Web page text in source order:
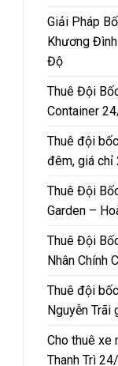
Giải Pháp
Khương
Độ
Thuê Đội
Container
Thuê đội
đêm, giá chỉ
Thuê Đội
Garden –
Thuê Đội
Nhân Chính
Thuê đội
Nguyễn Trãi
Cho thuê xe
Thanh Trì